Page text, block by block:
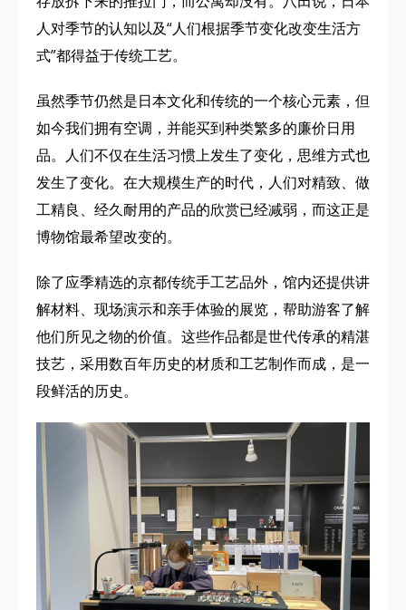
人对季节的认知以及“人们根据季节变化改变生活方
式”都得益于传统工艺。
虽然季节仍然是日本文化和传统的一个核心元素，但
如今我们拥有空调，并能买到种类繁多的廉价日用
品。人们不仅在生活习惯上发生了变化，思维方式也
发生了变化。在大规模生产的时代，人们对精致、做
工精良、经久耐用的产品的欣赏已经减弱，而这正是
博物馆最希望改变的。
除了应季精选的京都传统手工艺品外，馆内还提供讲
解材料、现场演示和亲手体验的展览，帮助游客了解
他们所见之物的价值。这些作品都是世代传承的精湛
技艺，采用数百年历史的材质和工艺制作而成，是一
段鲜活的历史。